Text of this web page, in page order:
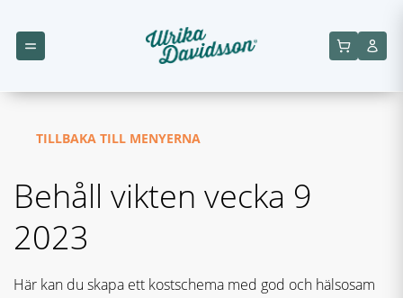
TILLBAKA TILL MENYERNA
Behåll vikten vecka 9
2023
Här kan du skapa ett kostschema med god och hälsosam